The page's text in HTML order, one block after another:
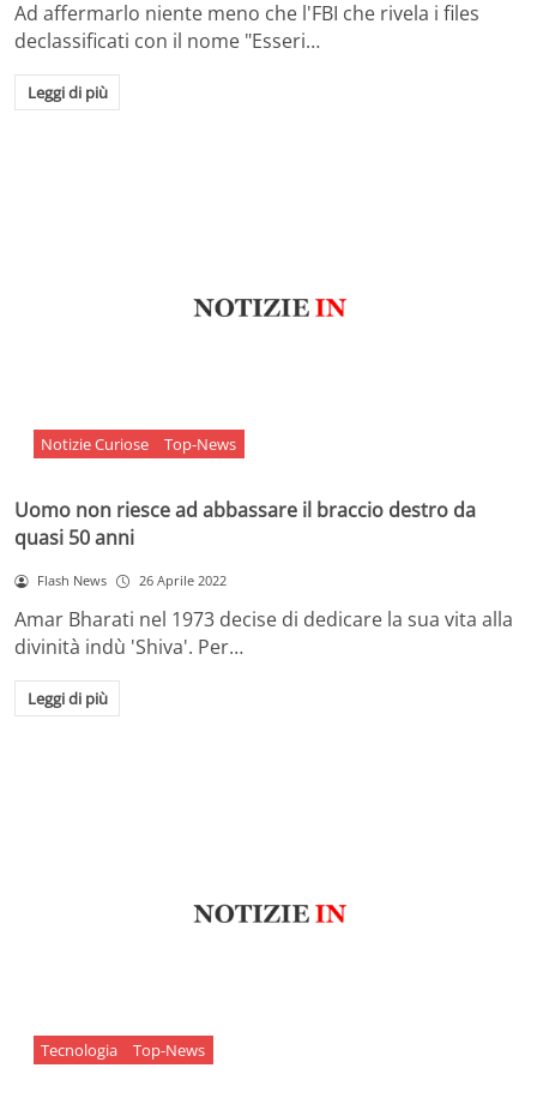
Ad affermarlo niente meno che l'FBI che rivela i files
declassificati con il nome "Esseri…
Leggi di più
Notizie Curiose Top-News
Uomo non riesce ad abbassare il braccio destro da
quasi 50 anni
Flash News 26 Aprile 2022
Amar Bharati nel 1973 decise di dedicare la sua vita alla
divinità indù 'Shiva'. Per…
Leggi di più
Tecnologia Top-News